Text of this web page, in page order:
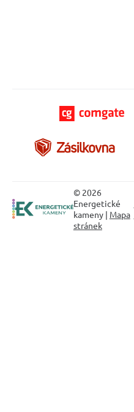
© 2026
Energetické
kameny | Mapa
stránek